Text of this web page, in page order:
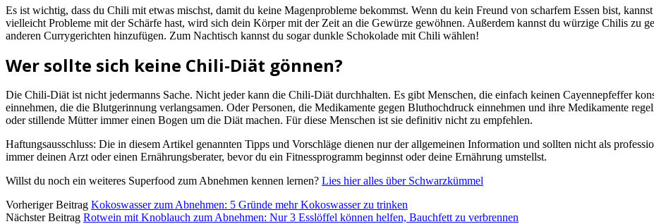
Es ist wichtig, dass du Chili mit etwas mischst, damit du keine Magenprobleme bekommst. Wenn du kein Freund von scharfem Essen bist,
vielleicht Probleme mit der Schärfe hast, wird sich dein Körper mit der Zeit an die Gewürze gewöhnen. Außerdem kannst du würzige Chilis zu
anderen Currygerichten hinzufügen. Zum Nachtisch kannst du sogar dunkle Schokolade mit Chili wählen!
Wer sollte sich keine Chili-Diät gönnen?
Die Chili-Diät ist nicht jedermanns Sache. Nicht jeder kann die Chili-Diät durchhalten. Es gibt Menschen, die einfach keinen Cayennepfeffer
einnehmen, die die Blutgerinnung verlangsamen. Oder Personen, die Medikamente gegen Bluthochdruck einnehmen und ihre Medikamente
oder stillende Mütter immer einen Bogen um die Diät machen. Für diese Menschen ist sie definitiv nicht zu empfehlen.
Haftungsausschluss: Die in diesem Artikel genannten Tipps und Vorschläge dienen nur der allgemeinen Information und sollten nicht als
immer deinen Arzt oder einen Ernährungsberater, bevor du ein Fitnessprogramm beginnst oder deine Ernährung umstellst.
Willst du noch ein weiteres Superfood zum Abnehmen kennen lernen? Lies hier alles über Schwarzkümmel
Vorheriger Beitrag Kokoswasser zum Abnehmen: 5 Gründe mehr Kokoswasser zu trinken
Nächster Beitrag Rotwein mit Knoblauch zum Abnehmen: Nur 3 Esslöffel können helfen, Bauchfett zu verbrennen